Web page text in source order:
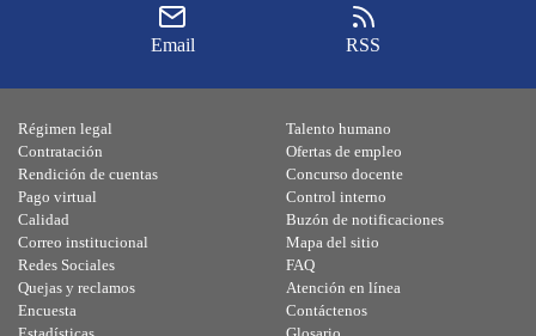
Email RSS
Régimen legal
Contratación
Rendición de cuentas
Pago virtual
Calidad
Talento humano
Ofertas de empleo
Concurso docente
Control interno
Buzón de notificaciones
Correo institucional
Redes Sociales
Quejas y reclamos
Encuesta
Mapa del sitio
FAQ
Atención en línea
Contáctenos